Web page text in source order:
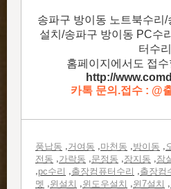
송파구 방이동 노트북수리
설치/송파구 방이동 PC수
터수리
홈페이지에서도 접
http://
카톡 문의.접수 : @
풍납동 ,거여동 ,마천동 ,방이동 ,
전동 ,가락동 ,문정동 ,장지동 ,잠
,pc수리 ,출장컴퓨터수리 ,출장컴
멧 ,윈설치 ,윈도우설치 ,윈7설치 ,